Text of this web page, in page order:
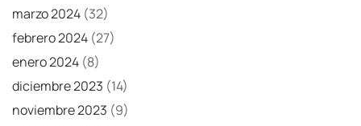
marzo 2024 (32)
febrero 2024 (27)
enero 2024 (8)
diciembre 2023 (14)
noviembre 2023 (9)